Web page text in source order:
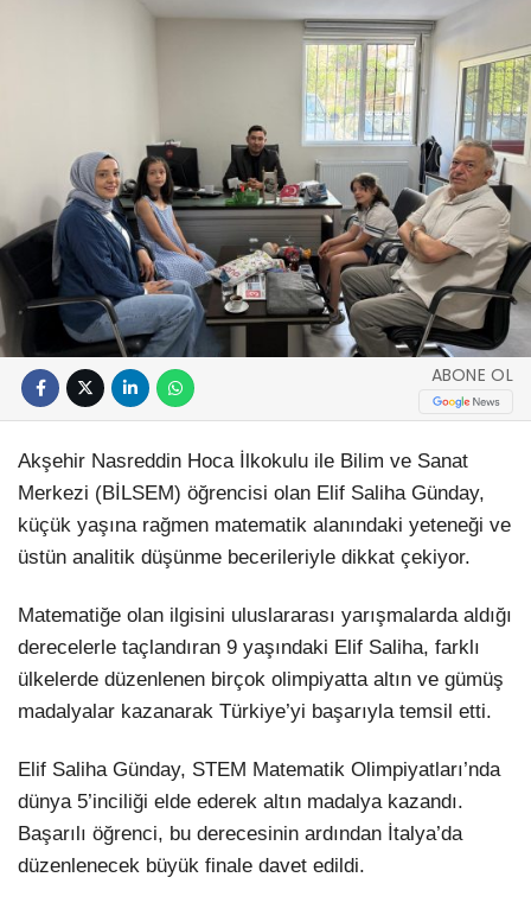
ABONE OL
Akşehir Nasreddin Hoca İlkokulu ile Bilim ve Sanat
Merkezi (BİLSEM) öğrencisi olan Elif Saliha Günday,
küçük yaşına rağmen matematik alanındaki yeteneği ve
üstün analitik düşünme becerileriyle dikkat çekiyor.
Matematiğe olan ilgisini uluslararası yarışmalarda aldığı
derecelerle taçlandıran 9 yaşındaki Elif Saliha, farklı
ülkelerde düzenlenen birçok olimpiyatta altın ve gümüş
madalyalar kazanarak Türkiye’yi başarıyla temsil etti.
Elif Saliha Günday, STEM Matematik Olimpiyatları’nda
dünya 5’inciliği elde ederek altın madalya kazandı.
Başarılı öğrenci, bu derecesinin ardından İtalya’da
düzenlenecek büyük finale davet edildi.